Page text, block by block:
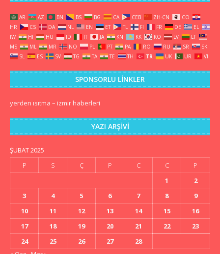
AR AZ BN BS BG CA CEB ZH-CN
CO
HR
CS DA NL EN ET TL FI FR DE
EL
IW
HI HU ID IT JA KN KK KO LV
LT
MS
ML MR NO PL PT PA RO RU SR
SK
SL
ES SV TG TA TE TH TR UK UR VI
SPONSORLU LINKLER
yerden ısıtma – izmir haberleri
YAZI ARŞIVI
ŞUBAT 2025
P
S Ç P C C
P
1
2
3
4 5 6 7 8
9
10
11 12 13 14 15
16
17
18 19 20 21 22
23
24
25 26 27
28